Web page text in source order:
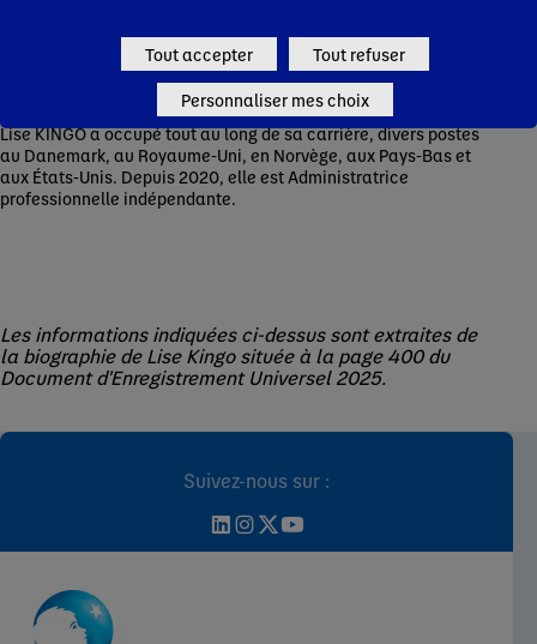
entreprises à aligner leurs pratiques et leurs stratégies sur les
objectifs de développement durables des Nations Unies. Elle a
également été professeure en développement durable et
innovation à l’Université Vrije à Amsterdam de 2006 à 2015.
Lise KINGO a occupé tout au long de sa carrière, divers postes
au Danemark, au Royaume-Uni, en Norvège, aux Pays-Bas et
aux États-Unis. Depuis 2020, elle est Administratrice
professionnelle indépendante.
Les informations indiquées ci-dessus sont extraites de
la biographie de Lise Kingo située à la page 400 du
Document d'Enregistrement Universel 2025.
Suivez-nous sur :
Tout accepter Tout refuser
Personnaliser mes choix